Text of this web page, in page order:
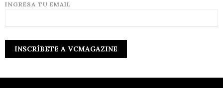
INGRESA TU EMAIL